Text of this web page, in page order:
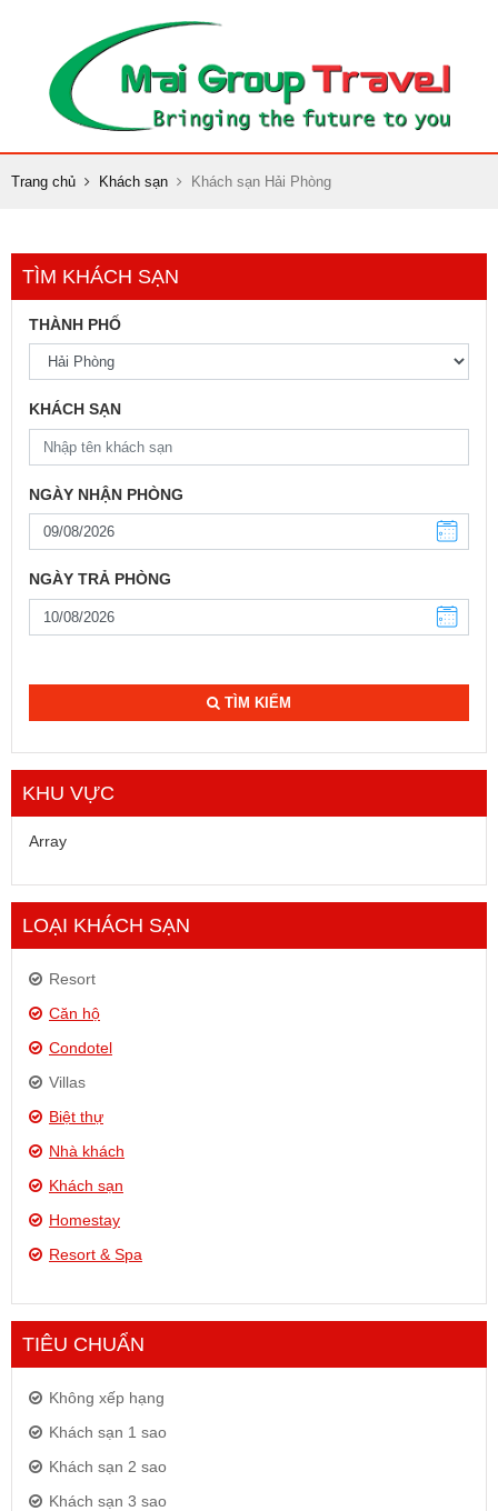
Trang chủ Khách sạn Khách sạn Hải Phòng
TÌM KHÁCH SẠN
THÀNH PHỐ
KHÁCH SẠN
NGÀY NHẬN PHÒNG
NGÀY TRẢ PHÒNG
TÌM KIẾM
KHU VỰC
Array
LOẠI KHÁCH SẠN
Resort
Căn hộ
Condotel
Villas
Biệt thự
Nhà khách
Khách sạn
Homestay
Resort & Spa
TIÊU CHUẨN
Không xếp hạng
Khách sạn 1 sao
Khách sạn 2 sao
Khách sạn 3 sao